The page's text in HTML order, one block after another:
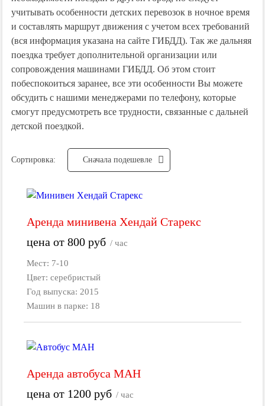
учитывать особенности детских перевозок в ночное время
и составлять маршрут движения с учетом всех требований
(вся информация указана на сайте ГИБДД). Так же дальняя
поездка требует дополнительной организации или
сопровождения машинами ГИБДД. Об этом стоит
побеспокоиться заранее, все эти особенности Вы можете
обсудить с нашими менеджерами по телефону, которые
смогут предусмотреть все трудности, связанные с дальней
детской поездкой.
Сортировка: Cначала подешевле
Аренда минивена Хендай Старекс
цена от 800руб / час
Мест: 7-10
Цвет: серебристый
Год выпуска: 2015
Машин в парке: 18
Аренда автобуса МАН
цена от 1200руб / час